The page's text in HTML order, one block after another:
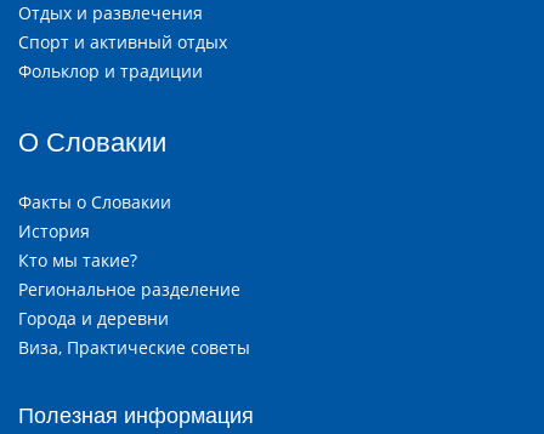
Отдых и развлечения
Спорт и активный отдых
Фольклор и традиции
О Словакии
Факты о Словакии
История
Кто мы такие?
Региональное разделение
Города и деревни
Виза, Практические советы
Полезная информация